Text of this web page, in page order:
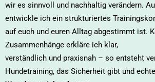
wir es sinnvoll und nachhaltig verändern.
entwickle ich ein strukturiertes
auf euch und euren Alltag abgestimmt ist.
Zusammenhänge erkläre ich klar,
verständlich und praxisnah – so entsteht
Hundetraining, das Sicherheit gibt und